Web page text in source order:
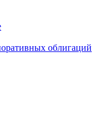
облигаций